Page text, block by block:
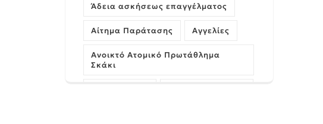
Άδεια ασκήσεως επαγγέλματος
Αίτημα Παράτασης Αγγελίες
Ανοικτό Ατομικό Πρωτάθλημα
Σκάκι